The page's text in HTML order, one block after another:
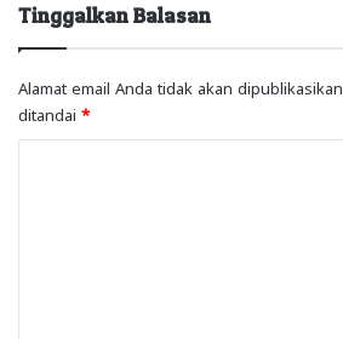
Tinggalkan Balasan
Alamat email Anda tidak akan dipublikasikan.
ditandai *